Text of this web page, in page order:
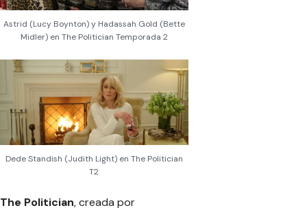
Astrid (Lucy Boynton) y Hadassah Gold (Bette
Midler) en The Politician Temporada 2
Dede Standish (Judith Light) en The Politician
T2
The Politician, creada por